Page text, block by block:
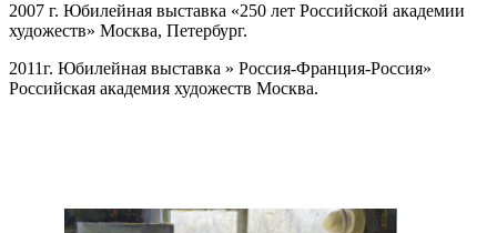
2007 г. Юбилейная выставка «250 лет Российской академии
художеств» Москва, Петербург.
2011г. Юбилейная выставка » Россия-Франция-Россия»
Российская академия художеств Москва.